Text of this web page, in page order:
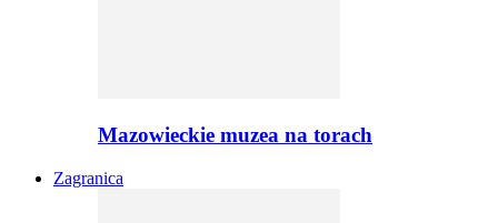
Mazowieckie muzea na torach
Zagranica